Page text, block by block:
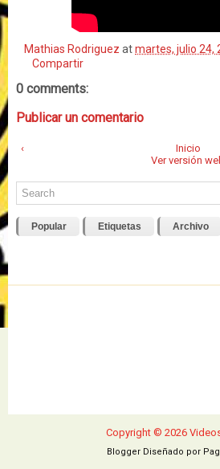
Mathias Rodriguez atmartes, julio 24,
Compartir
0 comments:
Publicar un comentario
‹
Inicio
Ver versión
Popular Etiquetas Archivo
Copyright © 2026
Blogger Diseñado por